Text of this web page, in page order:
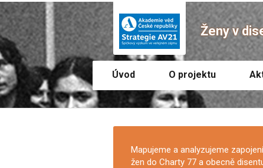
Ženy v
Úvod O projektu
Mapujeme a analyzujeme zapojení
žen do Charty 77 a obecně